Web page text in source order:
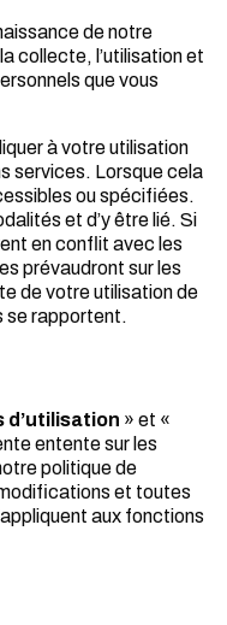
de notre
collecte, l’utilisation et
que vous
à votre utilisation
services. Lorsque cela
ou spécifiées.
et d’y être lié. Si
en conflit avec les
prévaudront sur les
de votre utilisation de
se rapportent.
d’utilisation » et «
entente sur les
politique de
et toutes
aux fonctions